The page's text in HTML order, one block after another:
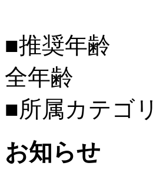
■推奨年齢
全年齢
■所属カテゴリ
お知らせ